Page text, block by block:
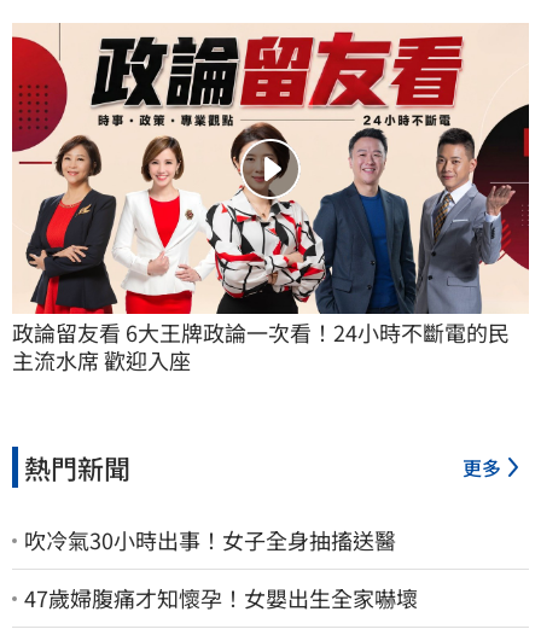
政論留友看 6大王牌政論一次看！24小時不斷電的民
主流水席 歡迎入座
熱門新聞 更多
吹冷氣30小時出事！女子全身抽搐送醫
47歲婦腹痛才知懷孕！女嬰出生全家嚇壞